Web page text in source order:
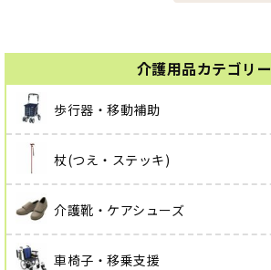
介護用品カテゴリー
歩行器・移動補助
杖(つえ・ステッキ)
介護靴・ケアシューズ
車椅子・移乗支援